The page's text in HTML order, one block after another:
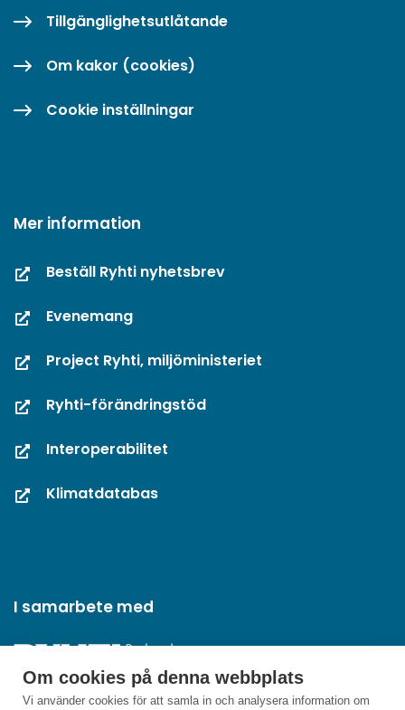
Om cookies på denna webbplats
Vi använder cookies för att samla in och analysera information om
Tillgänglighetsutlåtande
Om kakor (cookies)
Cookie inställningar
Mer information
Beställ Ryhti nyhetsbrev
Evenemang
Project Ryhti, miljöministeriet
Ryhti-förändringstöd
Interoperabilitet
Klimatdatabas
I samarbete med